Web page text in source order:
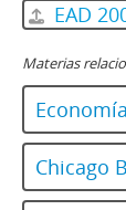
EAD
Materias
Economía
Chicago